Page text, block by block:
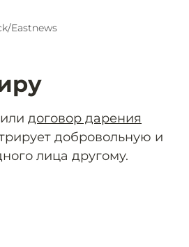
Eastnews
договор дарения
добровольную и
лица другому.